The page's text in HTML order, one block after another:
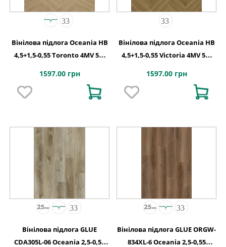
Вінілова підлога Oceania HB
4,5+1,5-0,55 Toronto 4MV 5Gi
1597.00 грн
Вінілова підлога Oceania HB
4,5+1,5-0,55 Victoria 4MV 5Gi
1597.00 грн
Вінілова підлога GLUE
CDA305L-06 Oceania 2,5-0,55
Вінілова підлога GLUE ORGW-
834XL-6 Oceania 2,5-0,55